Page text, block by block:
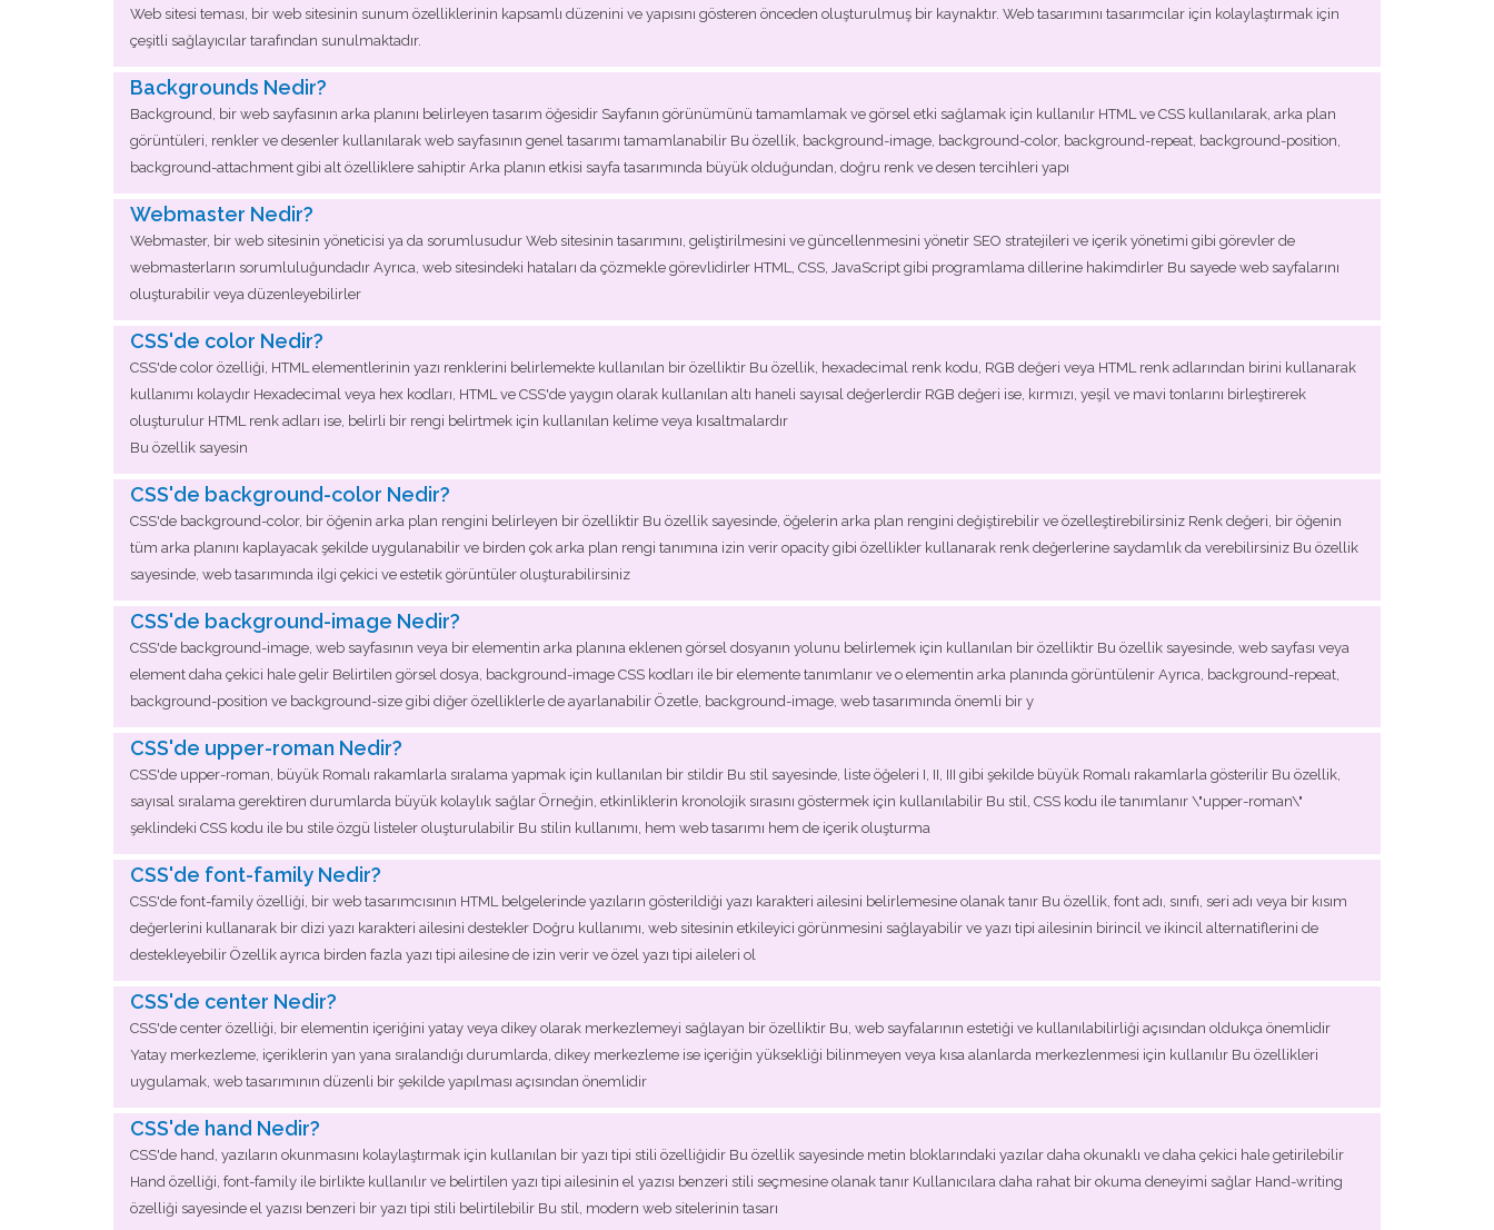
Web sitesi teması, bir web sitesinin sunum özelliklerinin kapsamlı düzenini ve yapısını gösteren önceden oluşturulmuş bir kaynaktır. Web tasarımını tasarımcılar için kolaylaştırmak için
çeşitli sağlayıcılar tarafından sunulmaktadır.
Backgrounds Nedir?
Background, bir web sayfasının arka planını belirleyen tasarım öğesidir Sayfanın görünümünü tamamlamak ve görsel etki sağlamak için kullanılır HTML ve CSS kullanılarak, arka plan
görüntüleri, renkler ve desenler kullanılarak web sayfasının genel tasarımı tamamlanabilir Bu özellik, background-image, background-color, background-repeat, background-position,
background-attachment gibi alt özelliklere sahiptir Arka planın etkisi sayfa tasarımında büyük olduğundan, doğru renk ve desen tercihleri yapı
Webmaster Nedir?
Webmaster, bir web sitesinin yöneticisi ya da sorumlusudur Web sitesinin tasarımını, geliştirilmesini ve güncellenmesini yönetir SEO stratejileri ve içerik yönetimi gibi görevler de
webmasterların sorumluluğundadır Ayrıca, web sitesindeki hataları da çözmekle görevlidirler HTML, CSS, JavaScript gibi programlama dillerine hakimdirler Bu sayede web sayfalarını
oluşturabilir veya düzenleyebilirler
CSS'de color Nedir?
CSS'de color özelliği, HTML elementlerinin yazı renklerini belirlemekte kullanılan bir özelliktir Bu özellik, hexadecimal renk kodu, RGB değeri veya HTML renk adlarından birini kullanarak
kullanımı kolaydır Hexadecimal veya hex kodları, HTML ve CSS'de yaygın olarak kullanılan altı haneli sayısal değerlerdir RGB değeri ise, kırmızı, yeşil ve mavi tonlarını birleştirerek
oluşturulur HTML renk adları ise, belirli bir rengi belirtmek için kullanılan kelime veya kısaltmalardır
Bu özellik sayesin
CSS'de background-color Nedir?
CSS'de background-color, bir öğenin arka plan rengini belirleyen bir özelliktir Bu özellik sayesinde, öğelerin arka plan rengini değiştirebilir ve özelleştirebilirsiniz Renk değeri, bir öğenin
tüm arka planını kaplayacak şekilde uygulanabilir ve birden çok arka plan rengi tanımına izin verir opacity gibi özellikler kullanarak renk değerlerine saydamlık da verebilirsiniz Bu özellik
sayesinde, web tasarımında ilgi çekici ve estetik görüntüler oluşturabilirsiniz
CSS'de background-image Nedir?
CSS'de background-image, web sayfasının veya bir elementin arka planına eklenen görsel dosyanın yolunu belirlemek için kullanılan bir özelliktir Bu özellik sayesinde, web sayfası veya
element daha çekici hale gelir Belirtilen görsel dosya, background-image CSS kodları ile bir elemente tanımlanır ve o elementin arka planında görüntülenir Ayrıca, background-repeat,
background-position ve background-size gibi diğer özelliklerle de ayarlanabilir Özetle, background-image, web tasarımında önemli bir y
CSS'de upper-roman Nedir?
CSS'de upper-roman, büyük Romalı rakamlarla sıralama yapmak için kullanılan bir stildir Bu stil sayesinde, liste öğeleri I, II, III gibi şekilde büyük Romalı rakamlarla gösterilir Bu özellik,
sayısal sıralama gerektiren durumlarda büyük kolaylık sağlar Örneğin, etkinliklerin kronolojik sırasını göstermek için kullanılabilir Bu stil, CSS kodu ile tanımlanır \"upper-roman\"
şeklindeki CSS kodu ile bu stile özgü listeler oluşturulabilir Bu stilin kullanımı, hem web tasarımı hem de içerik oluşturma
CSS'de font-family Nedir?
CSS'de font-family özelliği, bir web tasarımcısının HTML belgelerinde yazıların gösterildiği yazı karakteri ailesini belirlemesine olanak tanır Bu özellik, font adı, sınıfı, seri adı veya bir kısım
değerlerini kullanarak bir dizi yazı karakteri ailesini destekler Doğru kullanımı, web sitesinin etkileyici görünmesini sağlayabilir ve yazı tipi ailesinin birincil ve ikincil alternatiflerini de
destekleyebilir Özellik ayrıca birden fazla yazı tipi ailesine de izin verir ve özel yazı tipi aileleri ol
CSS'de center Nedir?
CSS'de center özelliği, bir elementin içeriğini yatay veya dikey olarak merkezlemeyi sağlayan bir özelliktir Bu, web sayfalarının estetiği ve kullanılabilirliği açısından oldukça önemlidir
Yatay merkezleme, içeriklerin yan yana sıralandığı durumlarda, dikey merkezleme ise içeriğin yüksekliği bilinmeyen veya kısa alanlarda merkezlenmesi için kullanılır Bu özellikleri
uygulamak, web tasarımının düzenli bir şekilde yapılması açısından önemlidir
CSS'de hand Nedir?
CSS'de hand, yazıların okunmasını kolaylaştırmak için kullanılan bir yazı tipi stili özelliğidir Bu özellik sayesinde metin bloklarındaki yazılar daha okunaklı ve daha çekici hale getirilebilir
Hand özelliği, font-family ile birlikte kullanılır ve belirtilen yazı tipi ailesinin el yazısı benzeri stili seçmesine olanak tanır Kullanıcılara daha rahat bir okuma deneyimi sağlar Hand-writing
özelliği sayesinde el yazısı benzeri bir yazı tipi stili belirtilebilir Bu stil, modern web sitelerinin tasarı